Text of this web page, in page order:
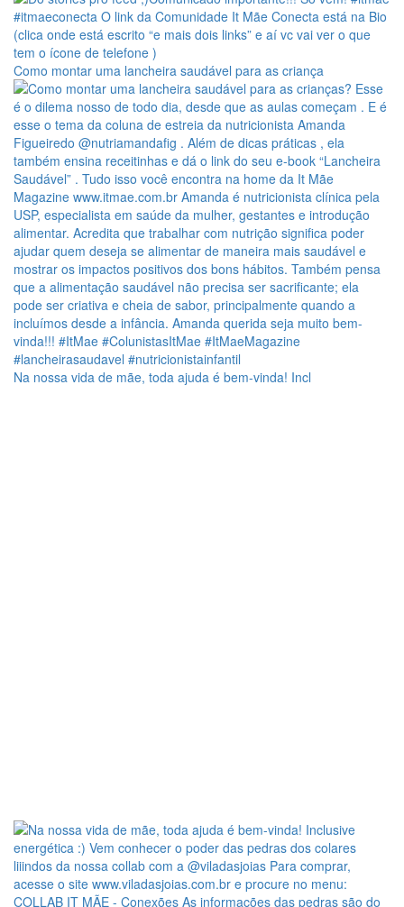
Como montar uma lancheira saudável para as criança
Na nossa vida de mãe, toda ajuda é bem-vinda! Incl